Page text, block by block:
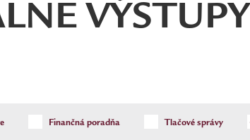
VÝSTUPY
Finančná poradňa Tlačové správy